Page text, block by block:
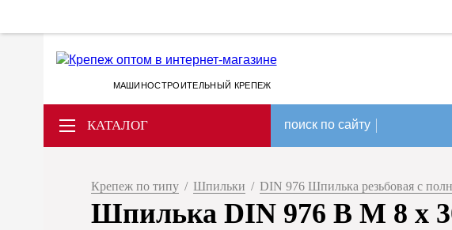
МАШИНОСТРОИТЕЛЬНЫЙ КРЕПЕЖ
КАТАЛОГ поиск по сайту
Крепеж по типу / Шпильки / DIN 976 Шпилька резьбовая с
Шпилька DIN 976 B M 8 х